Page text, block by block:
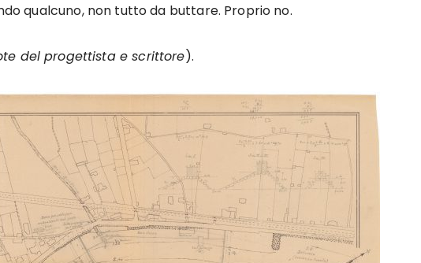
qualcuno, non tutto da buttare. Proprio no.
del progettista e scrittore).